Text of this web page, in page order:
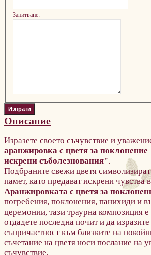
Запитване:
Описание
Изразете своето съчувствие и
аранжировка с цветя за
искрени съболезнования".
Подбраните свежи цветя
памет, като предават искрени чувства
Аранжировката с цветя за
погребения, поклонения, панихиди и
церемонии, тази траурна композиция
отдадете последна почит и да изразите
съпричастност към близките на
съчетание на цветя носи послание на
съчувствие.